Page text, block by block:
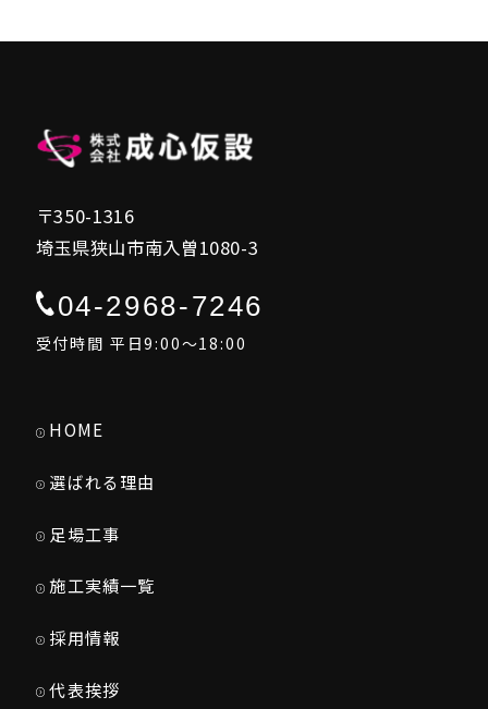
〒350-1316
埼玉県狭山市南入曽1080-3
04-2968-7246
受付時間 平日9:00～18:00
HOME
選ばれる理由
足場工事
施工実績一覧
採用情報
代表挨拶